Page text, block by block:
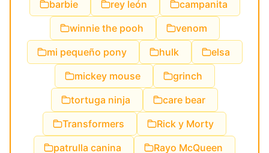
barbie
rey león
campanita
winnie the pooh
venom
mi pequeño pony
hulk
elsa
mickey mouse
grinch
tortuga ninja
care bear
Transformers
Rick y Morty
patrulla canina
Rayo McQueen